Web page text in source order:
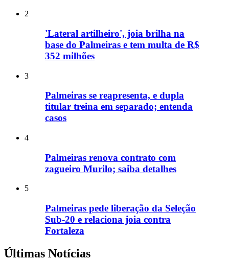
2
'Lateral artilheiro', joia brilha na
base do Palmeiras e tem multa de R$
352 milhões
3
Palmeiras se reapresenta, e dupla
titular treina em separado; entenda
casos
4
Palmeiras renova contrato com
zagueiro Murilo; saiba detalhes
5
Palmeiras pede liberação da Seleção
Sub-20 e relaciona joia contra
Fortaleza
Últimas Notícias